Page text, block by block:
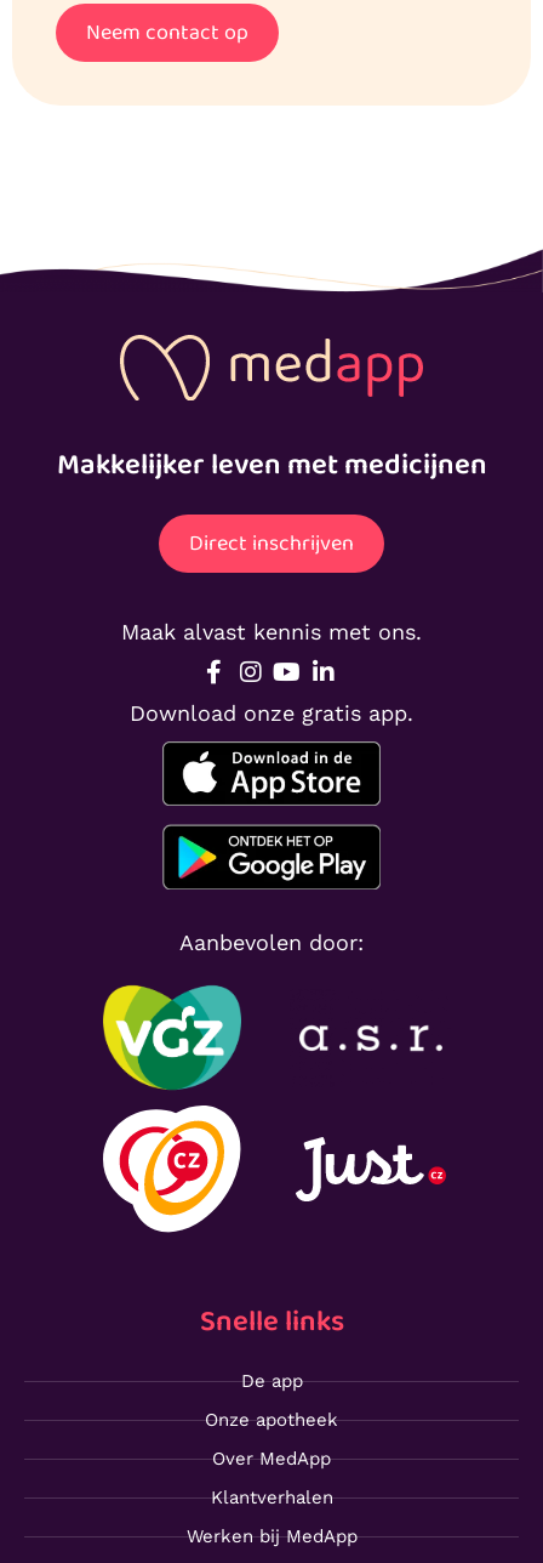
Neem contact op
Makkelijker leven met medicijnen
Direct inschrijven
Maak alvast kennis met ons.
Download onze gratis app.
Aanbevolen door:
Snelle links
De app
Onze apotheek
Over MedApp
Klantverhalen
Werken bij MedApp